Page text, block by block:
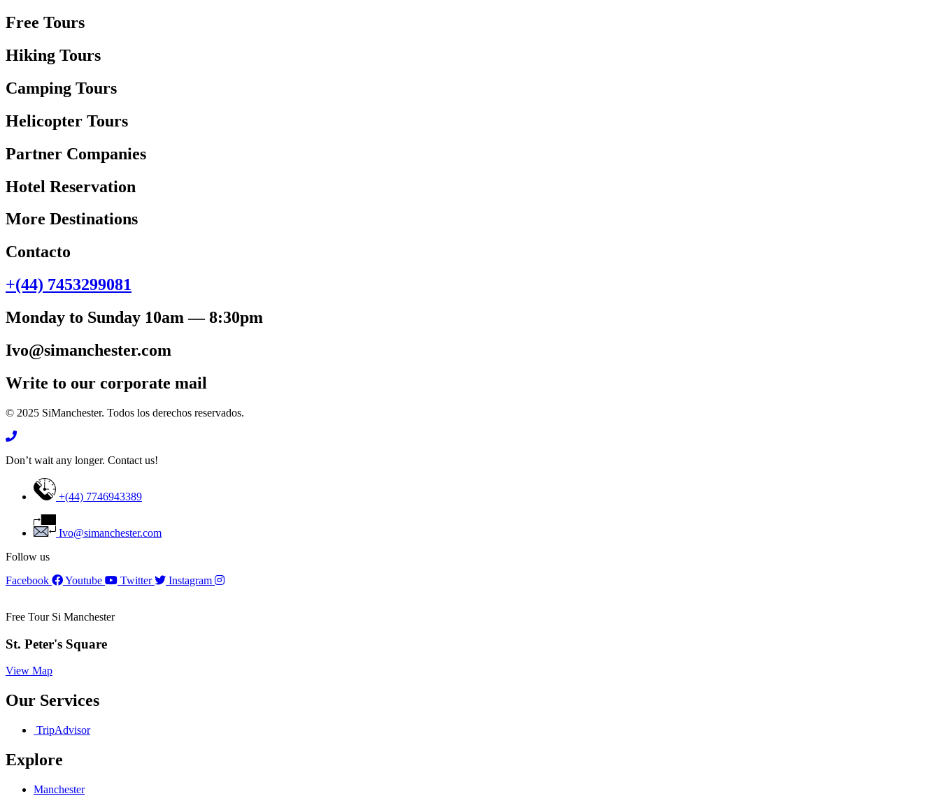
Free Tours
Hiking Tours
Camping Tours
Helicopter Tours
Partner Companies
Hotel Reservation
More Destinations
Contacto
+(44) 7453299081
Monday to Sunday 10am — 8:30pm
Ivo@simanchester.com
Write to our corporate mail
© 2025 SiManchester. Todos los derechos reservados.
Don’t wait any longer. Contact us!
+(44) 7746943389
Ivo@simanchester.com
Follow us
Facebook
Youtube Twitter Instagram
Free Tour Si Manchester
St. Peter's Square
View Map
Our Services
TripAdvisor
Explore
Manchester